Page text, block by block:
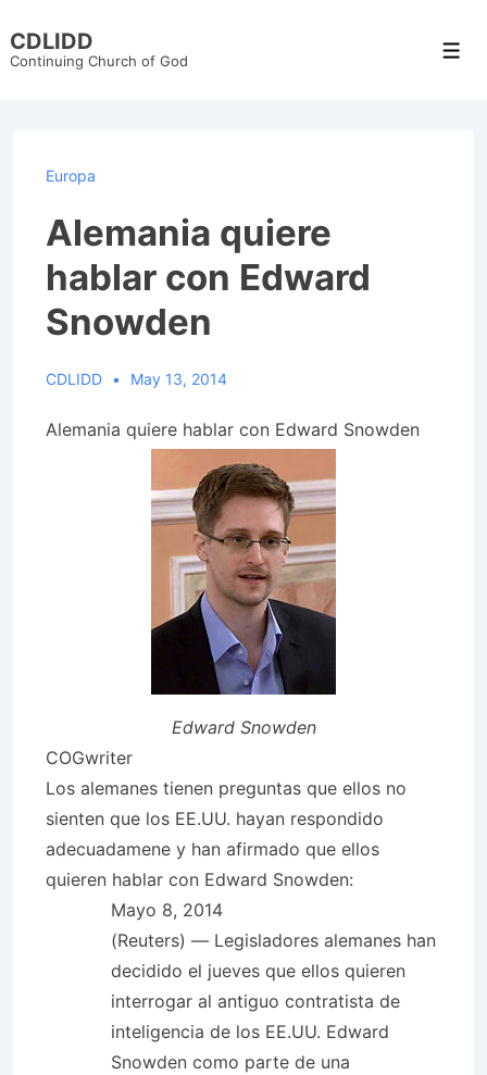
Skip
CDLIDD
Continuing Church of God
Europa
Alemania quiere
hablar con Edward
Snowden
CDLIDD May 13, 2014
Alemania quiere hablar con Edward Snowden
Edward Snowden
COGwriter
Los alemanes tienen preguntas que ellos no
sienten que los EE.UU. hayan respondido
adecuadamene y han afirmado que ellos
quieren hablar con Edward Snowden:
Mayo 8, 2014
(Reuters) — Legisladores alemanes han
decidido el jueves que ellos quieren
interrogar al antiguo contratista de
inteligencia de los EE.UU. Edward
Snowden como parte de una